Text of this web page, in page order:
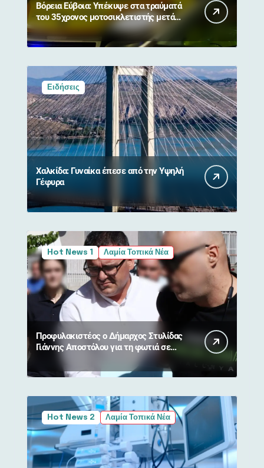
Βόρεια Εύβοια: Υπέκυψε στα τραύματά
του 35χρονος μοτοσικλετιστής μετά
από σύγκρουση με αγριογούρουνο
Ειδήσεις
Χαλκίδα: Γυναίκα έπεσε από την Υψηλή
Γέφυρα
Hot News 1 Λαμία Τοπικά Νέα
Προφυλακιστέος ο Δήμαρχος Στυλίδας
Γιάννης Αποστόλου για τη φωτιά σε
Hot News 2 Λαμία Τοπικά Νέα